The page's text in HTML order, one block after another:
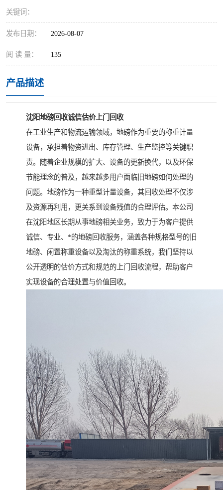
关键词：
发布日期： 2026-08-07
阅 读 量： 135
产品描述
沈阳地磅回收诚信估价上门回收
在工业生产和物流运输领域，地磅作为重要的称重计量
设备，承担着物资进出、库存管理、生产监控等关键职
责。随着企业规模的扩大、设备的更新换代，以及环保
节能理念的普及，越来越多用户面临旧地磅如何处理的
问题。地磅作为一种重型计量设备，其回收处理不仅涉
及资源再利用，更关系到设备残值的合理评估。本公司
在沈阳地区长期从事地磅相关业务，致力于为客户提供
诚信、专业、*的地磅回收服务，涵盖各种规格型号的旧
地磅、闲置称重设备以及淘汰的称重系统，我们坚持以
公开透明的估价方式和规范的上门回收流程，帮助客户
实现设备的合理处置与价值回收。